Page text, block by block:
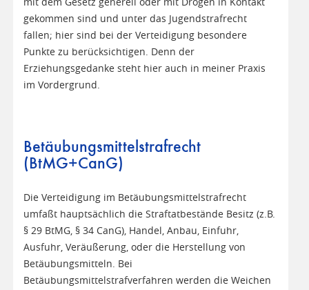
gekommen sind und unter das Jugendstrafrecht
fallen; hier sind bei der Verteidigung besondere
Punkte zu berücksichtigen. Denn der
Erziehungsgedanke steht hier auch in meiner Praxis
im Vordergrund.
Betäubungsmittelstrafrecht
(BtMG+CanG)
Die Verteidigung im Betäubungsmittelstrafrecht
umfaßt hauptsächlich die Straftatbestände Besitz (z.B.
§ 29 BtMG, § 34 CanG), Handel, Anbau, Einfuhr,
Ausfuhr, Veräußerung, oder die Herstellung von
Betäubungsmitteln. Bei
Betäubungsmittelstrafverfahren werden die Weichen